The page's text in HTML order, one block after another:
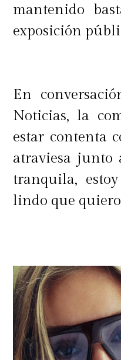
mantenido
exposición
En
Noticias, la
estar contenta
atraviesa junto
tranquila,
lindo que